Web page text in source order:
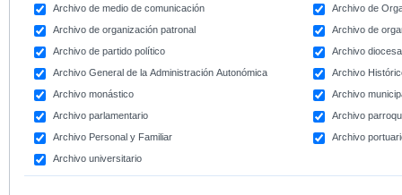
Archivo de medio de comunicación
Archivo de
Archivo de organización patronal
Archivo de
Archivo de partido político
Archivo
Archivo General de la Administración Autonómica
Archivo
Archivo monástico
Archivo
Archivo parlamentario
Archivo
Archivo Personal y Familiar
Archivo
Archivo universitario